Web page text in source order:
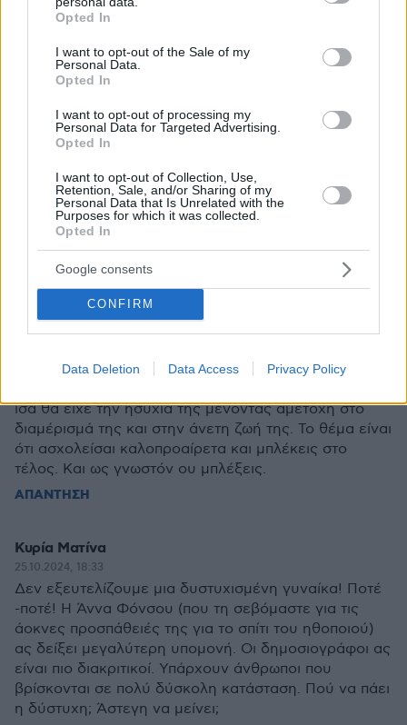
grant or deny consent to Google and its third-party tags to
use your data for below specified purposes in below Google
consent section.
Opted In
I want to opt-out of the Sale of my
Personal Data.
Opted In
I want to opt-out of processing my
Personal Data for Targeted Advertising.
Opted In
I want to opt-out of Collection, Use,
Retention, Sale, and/or Sharing of my
Personal Data that Is Unrelated with the
Purposes for which it was collected.
Opted In
Google consents
CONFIRM
Data Deletion Data Access Privacy Policy
Νικολαϊδου, η οποία, απ΄ο,τι ακούμε και απο τις δυο
πλευρές, ενώ επι 8,5 χρόνια έμενε, κατοικούσε και
τρεφόταν ανέξοδα μεν γι΄αυτήν με δαπάνη της κας
Φόνσου όμως, βρήκε σαν καλύτερη ανταμοιβή να
βγεί και να την ξεφωνίσει στα κανάλια? Και πως
γνωρίζετε εσείς ότι δεν ήταν μία μόνιμη ενόχληση
για τους υπόλοιπους κατοίκους στο Σπίτι του
Ηθοποιού , μια γυναικα η οποία μάλλον δεν υπήρξε
ΑΠΑΝΤΗΣΗ
τελικά
25.10.2024, 20:09
κάτι τέτοια θέματα αποθαρρύνουν από τον
και την ενέργειά της χρόνια τώρα σε αυτό το
ίσα θα είχε την ησυχία της μένοντας αμέτοχη στο
διαμέρισμά της και στην άνετη ζωή της. Το θέμα είναι
ότι ασχολείσαι καλοπροαίρετα και μπλέκεις στο
τέλος. Και ως γνωστόν ου μπλέξεις.
ΑΠΑΝΤΗΣΗ
Κυρία Ματίνα
25.10.2024, 18:33
Δεν εξευτελίζουμε μια δυστυχισμένη γυναίκα! Ποτέ
-ποτέ! Η Άννα Φόνσου (που τη σεβόμαστε για τις
άοκνες προσπάθειές της για το σπίτι του ηθοποιού)
ας δείξει μεγαλύτερη υπομονή. Οι δημοσιογράφοι ας
είναι πιο διακριτικοί. Υπάρχουν άνθρωποι που
βρίσκονται σε πολύ δύσκολη κατάσταση. Πού να πάει
η δύστυχη; Άστεγη να μείνει;